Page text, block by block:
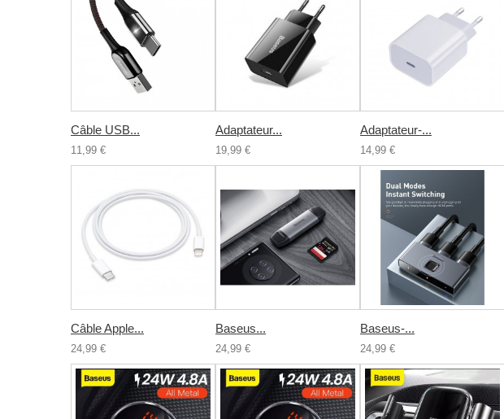
Câble USB...
11,99 €
Adaptateur...
19,99 €
Adaptateur-...
14,99 €
Câble Apple...
24,99 €
Baseus...
24,99 €
Baseus-...
24,99 €